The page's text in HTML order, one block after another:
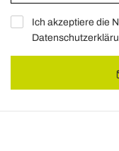
Ich akzeptiere die